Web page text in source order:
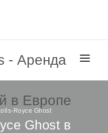
Royce Ghost
Ghost в